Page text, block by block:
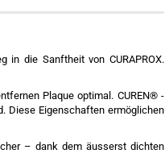
in die Sanftheit von CURAPROX.
Plaque optimal. CUREN® -
Diese Eigenschaften ermöglichen
– dank dem äusserst dichten